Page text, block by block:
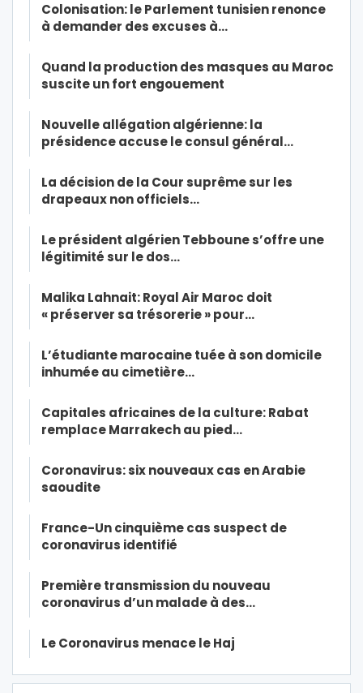
Colonisation: le Parlement tunisien renonce
à demander des excuses à…
Quand la production des masques au Maroc
suscite un fort engouement
Nouvelle allégation algérienne: la
présidence accuse le consul général…
La décision de la Cour suprême sur les
drapeaux non officiels…
Le président algérien Tebboune s’offre une
légitimité sur le dos…
Malika Lahnait: Royal Air Maroc doit
« préserver sa trésorerie » pour…
L’étudiante marocaine tuée à son domicile
inhumée au cimetière…
Capitales africaines de la culture: Rabat
remplace Marrakech au pied…
Coronavirus: six nouveaux cas en Arabie
saoudite
France-Un cinquième cas suspect de
coronavirus identifié
Première transmission du nouveau
coronavirus d’un malade à des…
Le Coronavirus menace le Haj